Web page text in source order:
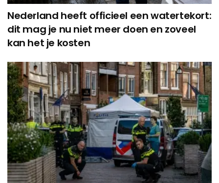
Nederland heeft officieel een watertekort:
dit mag je nu niet meer doen en zoveel
kan het je kosten